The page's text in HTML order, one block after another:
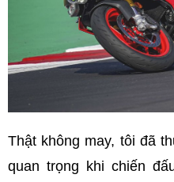
Thật không may, tôi đã
quan trọng khi chiến